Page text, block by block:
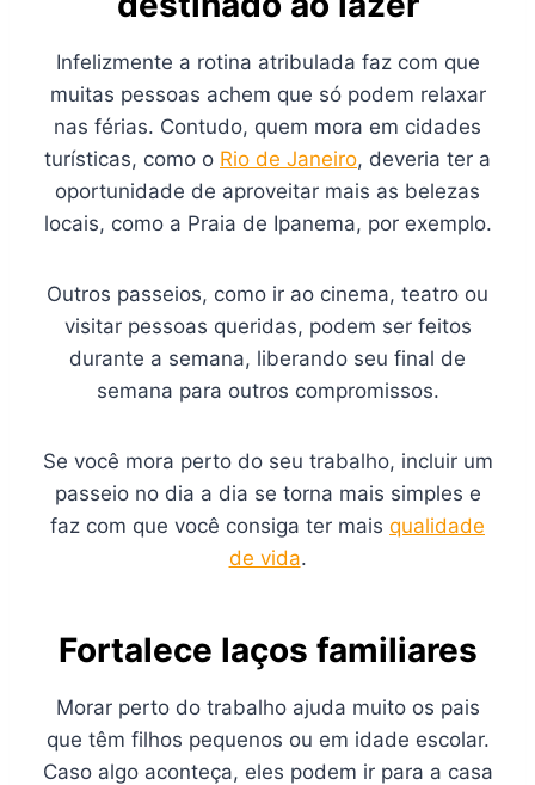
Infelizmente a rotina atribulada faz com que
muitas pessoas achem que só podem relaxar
nas férias. Contudo, quem mora em cidades
turísticas, como o Rio de Janeiro, deveria ter a
oportunidade de aproveitar mais as belezas
locais, como a Praia de Ipanema, por exemplo.
Outros passeios, como ir ao cinema, teatro ou
visitar pessoas queridas, podem ser feitos
durante a semana, liberando seu final de
semana para outros compromissos.
Se você mora perto do seu trabalho, incluir um
passeio no dia a dia se torna mais simples e
faz com que você consiga ter mais qualidade
de vida.
Fortalece laços familiares
Morar perto do trabalho ajuda muito os pais
que têm filhos pequenos ou em idade escolar.
Caso algo aconteça, eles podem ir para a casa